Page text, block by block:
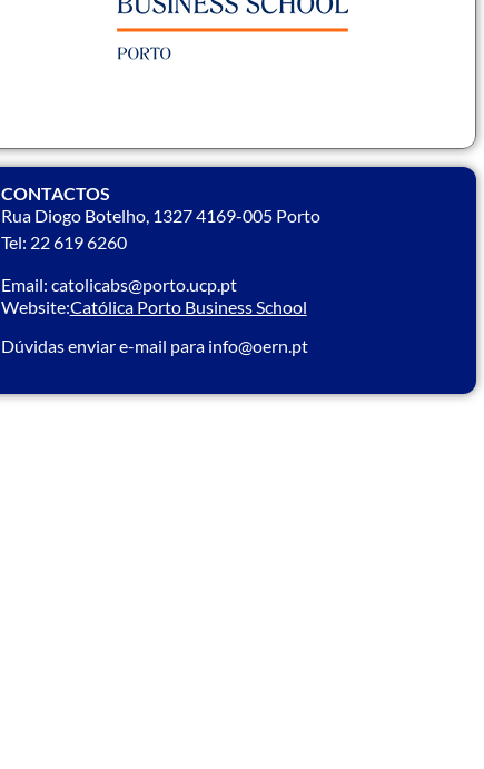
CONTACTOS
Rua Diogo Botelho, 1327 4169-005 Porto
Tel: 22 619 6260
Email: catolicabs@porto.ucp.pt
Website:Católica Porto Business School
Dúvidas enviar e-mail para info@oern.pt